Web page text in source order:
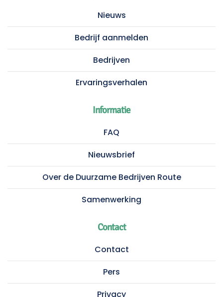
Nieuws
Bedrijf aanmelden
Bedrijven
Ervaringsverhalen
Informatie
FAQ
Nieuwsbrief
Over de Duurzame Bedrijven Route
Samenwerking
Contact
Contact
Pers
Privacy